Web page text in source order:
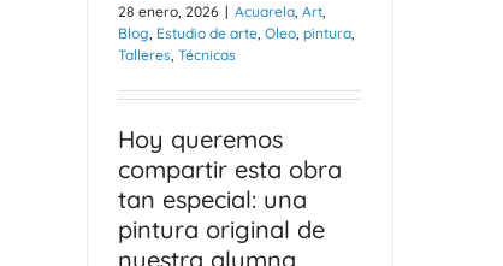
28 enero, 2026 | Acuarela, Art,
Blog, Estudio de arte, Oleo, pintura,
Talleres, Técnicas
Hoy queremos
compartir esta obra
tan especial: una
pintura original de
nuestra alumna